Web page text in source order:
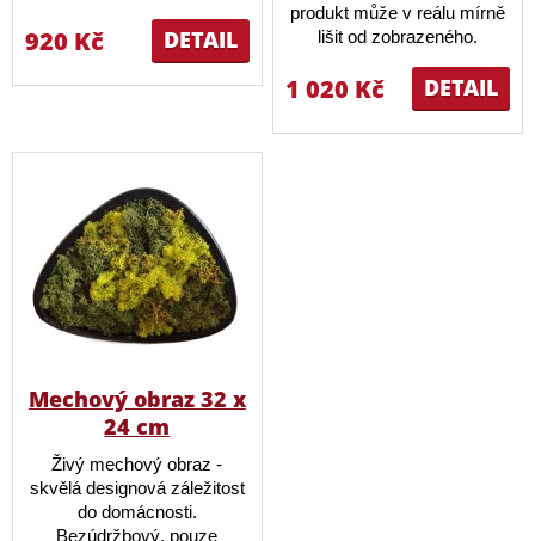
DETAIL
920 Kč
produkt může v reálu mírně
lišit od zobrazeného.
DETAIL
1 020 Kč
Mechový obraz 32 x
24 cm
Živý mechový obraz -
skvělá designová záležitost
do domácnosti.
Bezúdržbový, pouze